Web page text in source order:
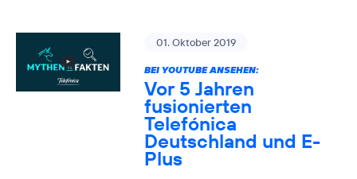
01. Oktober 2019
BEI YOUTUBE ANSEHEN:
Vor 5 Jahren
fusionierten
Telefónica
Deutschland und E-
Plus